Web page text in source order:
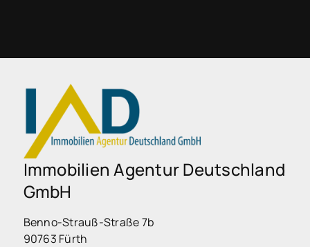
Immobilien Agentur Deutschland
GmbH
Benno-Strauß-Straße 7b
90763 Fürth